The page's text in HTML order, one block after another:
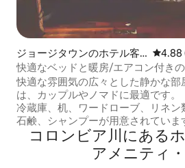
ジョージタウンのホテル客
室
レビ
4.88
快適なベッドと暖房/エアコン付きの
ガロフト
快適な雰囲気の広々とした静かな部
は、カップルやノマドに最適です。 ミニ
冷蔵庫、机、ワードローブ、リネン
石鹸、シャンプーが用意されていま
冒険の一日の終わりに快適なベッド
楽しみください。124番バスのすぐ
で、ダウンタウンやスタジアムまで
コロンビア川にある
ア⁠メ⁠ニ⁠テ⁠ィ⁠